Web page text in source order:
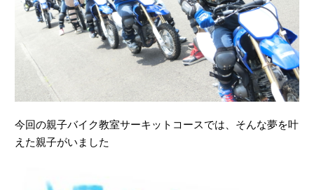
今回の親子バイク教室サーキットコースでは、そんな夢を叶
えた親子がいました